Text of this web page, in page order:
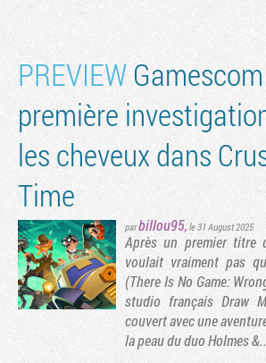
PREVIEW
première
les cheveux dans
Time
parbillou95, le 31 August 2025
Après un premier titre
voulait vraiment pas
(There Is No Game:
studio français Draw
couvert avec une
la peau du duo Holmes